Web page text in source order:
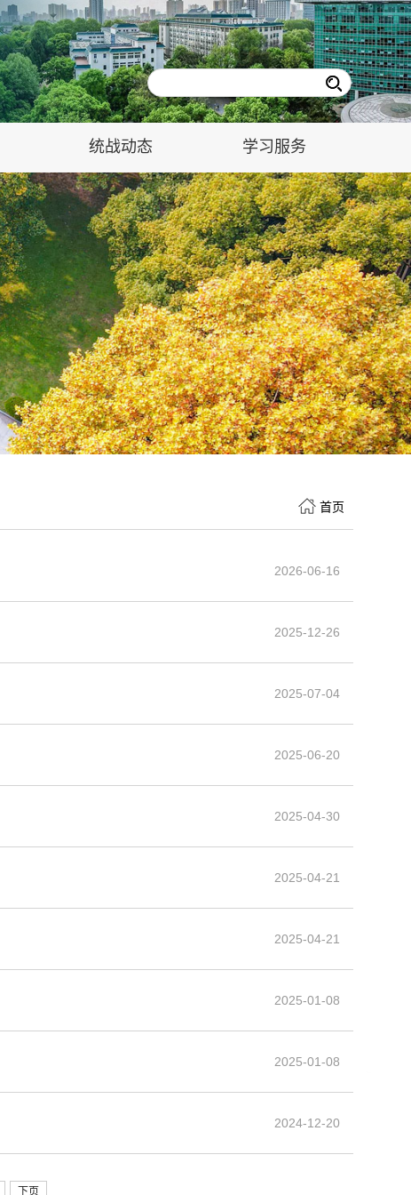
统战动态 学习服务
首页
2026-06-16
2025-12-26
2025-07-04
2025-06-20
2025-04-30
2025-04-21
2025-04-21
2025-01-08
2025-01-08
2024-12-20
下页